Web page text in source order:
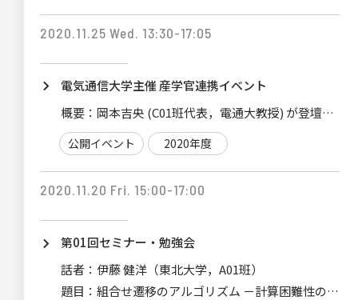
2020.11.25 Wed. 13:30-17:05
電気通信大学主催 産学官連携イベント
概要：
公開イベント 2020年度
2020.11.20 Fri. 15:00-17:00
第01回セミナー・勉強会
話者：伊藤 健洋（東北大学，A01班）
題目：組合せ遷移のアルゴリズム －計算困難性の証明